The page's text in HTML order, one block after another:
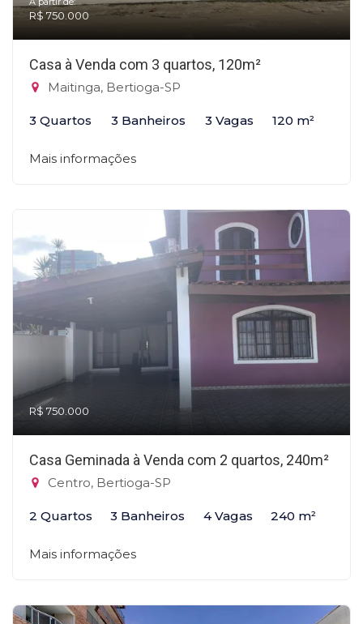
R$ 750.000
Casa à Venda com 3 quartos, 120m²
Maitinga, Bertioga-SP
3 Quartos 3 Banheiros 3 Vagas 120 m²
Mais informações
R$ 750.000
Casa Geminada à Venda com 2 quartos, 240m²
Centro, Bertioga-SP
2 Quartos 3 Banheiros 4 Vagas 240 m²
Mais informações